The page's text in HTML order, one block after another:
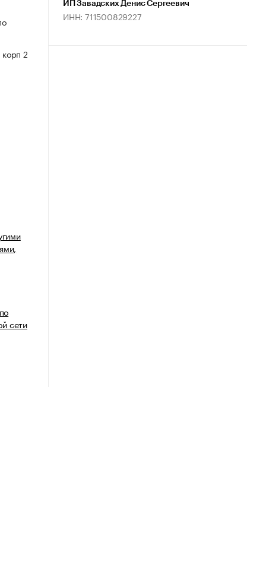
2
сети
ИП Завадских Денис Сергеевич
ИНН: 711500829227